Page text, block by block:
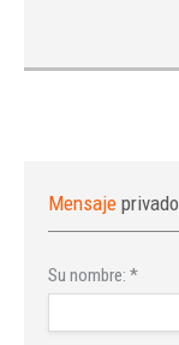
Mensaje
Su nombre: *